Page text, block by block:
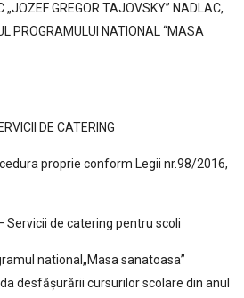
„JOZEF GREGOR TAJOVSKY” NADLAC,
PROGRAMULUI NATIONAL “MASA
DE CATERING
proprie conform Legii nr.98/2016,
Servicii de catering pentru scoli
national„Masa sanatoasa”
desfășurării cursurilor scolare din anul